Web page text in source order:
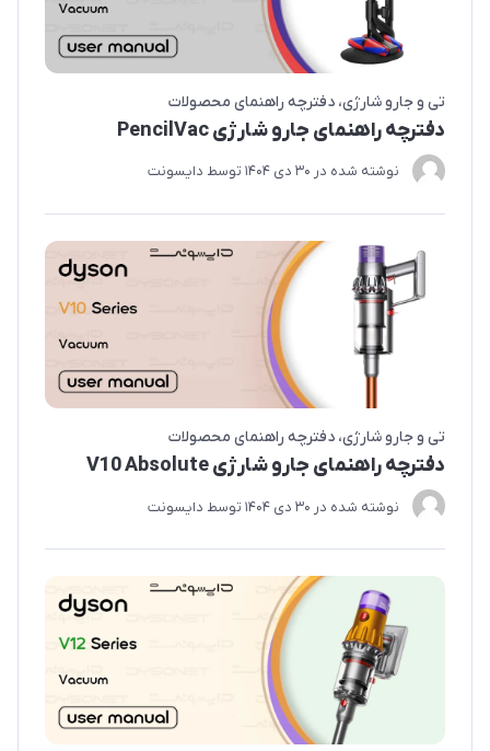
تی و جارو شارژی دفترچه راهنمای محصولات
دفترچه راهنمای جارو شارژی PencilVac
نوشته شده در 30 دی 1404 توسط دایسونت
تی و جارو شارژی دفترچه راهنمای محصولات
دفترچه راهنمای جارو شارژی V10 Absolute
نوشته شده در 30 دی 1404 توسط دایسونت